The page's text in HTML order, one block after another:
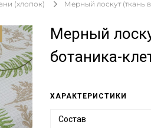
(хлопок) Мерный лоскут (ткань
Мерный
ботаника-
ХАРАКТЕРИСТИКИ
Состав